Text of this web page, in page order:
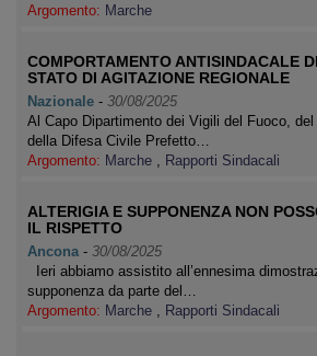
Argomento: Marche
COMPORTAMENTO ANTISINDACALE
STATO DI AGITAZIONE REGIONALE
Nazionale - 30/08/2025
Al Capo Dipartimento dei Vigili del Fuoco,
della Difesa Civile Prefetto…
Argomento: Marche , Rapporti Sindacali
ALTERIGIA E SUPPONENZA NON
IL RISPETTO
Ancona - 30/08/2025
Ieri abbiamo assistito all’ennesima
supponenza da parte del…
Argomento: Marche , Rapporti Sindacali